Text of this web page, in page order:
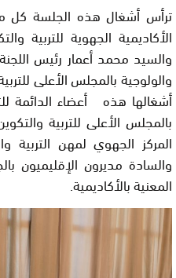
ترأس أشغال هذه الجلسة كل
الأكاديمية الجهوية للتربية
والسيد محمد أعمار رئيس اللجنة
والولوجية بالمجلس الأعلى
أشغالها هذه أعضاء الدائمة
بالمجلس الأعلى للتربية
المركز الجهوي لمهن التربية
والسادة مديرون الإقليميون
المعنية بالأكاديمية.